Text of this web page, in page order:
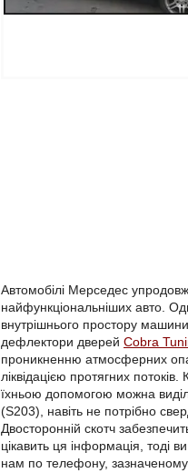
Автомобілі Мерседес
найфункціональніших авто.
внутрішнього простору
дефлектори дверей Cobra
проникненню атмосферних
ліквідацією протягних
їхньою допомогою можна
(S203), навіть не потрібно
Двосторонній скотч
цікавить ця інформація, тоді
нам по телефону, зазначеному